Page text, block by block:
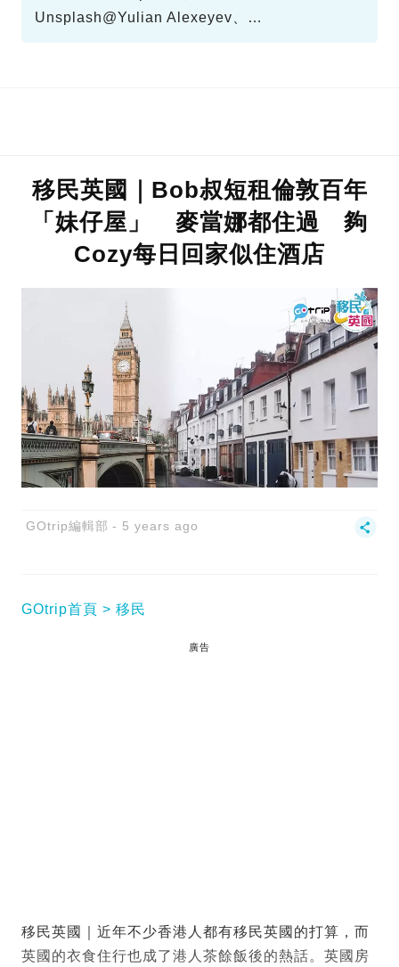
Unsplash@Yulian Alexeyev、
移民英國｜Bob叔短租倫敦百年
「妹仔屋」 麥當娜都住過 夠
Cozy每日回家似住酒店
GOtrip編輯部 5 years ago
GOtrip首頁 移民
廣告
移民英國｜近年不少香港人都有移民英國的打算，而
英國的衣食住行也成了港人茶餘飯後的熱話。英國房